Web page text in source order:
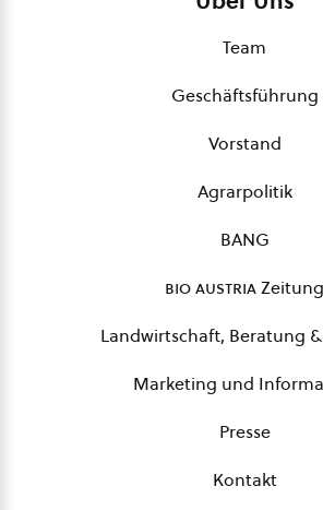
Team
Geschäftsführung
Vorstand
Agrarpolitik
BANG
bio austriaZeitung
Landwirtschaft, Beratung
Marketing und
Presse
Kontakt